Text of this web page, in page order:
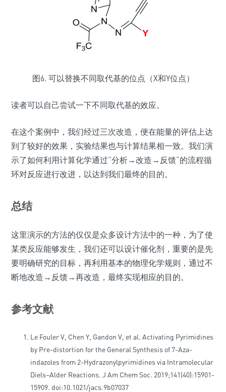
图6. 可以替换不同取代基的位点（X和Y位点）
读者可以自己尝试一下不同取代基的效应。
在这个案例中，我们经过三次改造，便在能量的评估上达
到了较好的效果，实验结果也与计算结果相一致。我们演
示了如何利用计算化学通过“分析→改造→反馈”的流程循
环对反应进行改进，以达到我们最终的目的。
总结
这里演示的方法的仅仅是众多设计方法中的一种，为了使
某类反应能够发生，我们还可以设计催化剂，重要的是先
要明确研究的目标，再利用基本的物理化学规则，通过不
断地改造→反馈→再改造，最终实现相应的目的。
参考文献
Le Fouler V, Chen Y, Gandon V, et al. Activating Pyrimidines
by Pre-distortion for the General Synthesis of 7-Aza-
indazoles from 2-Hydrazonylpyrimidines via Intramolecular
Diels–Alder Reactions. J Am Chem Soc. 2019;141(40):15901-
15909. doi:10.1021/jacs.9b07037